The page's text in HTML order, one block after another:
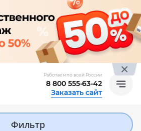
Работаем по всей России
8 800 555-63-42
Заказать сайт
Фильтр